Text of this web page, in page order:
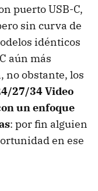
puerto USB-C,
sin curva de
idénticos
aún más
no obstante, los
27/34 Video
un enfoque
: por fin alguien
en ese